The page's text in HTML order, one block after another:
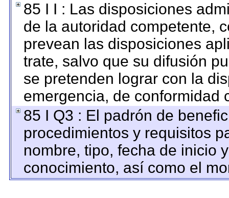
85 I I : Las disposiciones
de la autoridad competente,
prevean las disposiciones
trate, salvo que su difusión
se pretenden lograr con la
emergencia, de conformidad
85 I Q3 : El padrón de
procedimientos y requisitos
nombre, tipo, fecha de inicio
conocimiento, así como el